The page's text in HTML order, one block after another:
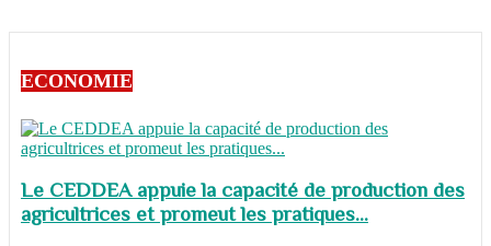
ECONOMIE
Le CEDDEA appuie la capacité de production des
agricultrices et promeut les pratiques...